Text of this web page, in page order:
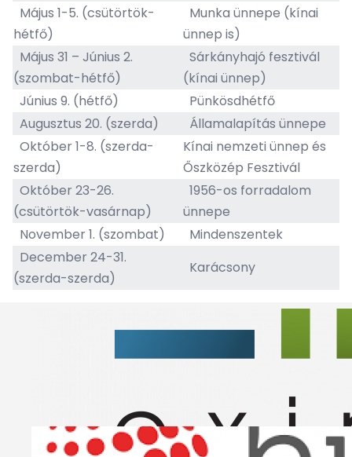
Május 1-5. (csütörtök-
hétfő)
Munka ünnepe (kínai
ünnep is)
Május 31 – Június 2.
(szombat-hétfő)
Sárkányhajó fesztivál
(kínai ünnep)
Június 9. (hétfő)
Pünkösdhétfő
Augusztus 20. (szerda)
Államalapítás ünnepe
Október 1-8. (szerda-
szerda)
Kínai nemzeti ünnep és
Őszközép Fesztivál
Október 23-26.
(csütörtök-vasárnap)
1956-os forradalom
ünnepe
November 1. (szombat)
Mindenszentek
December 24-31.
(szerda-szerda)
Karácsony